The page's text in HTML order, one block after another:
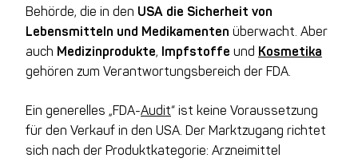
Behörde, die in den USA die Sicherheit von
Lebensmitteln und Medikamenten überwacht. Aber
auch Medizinprodukte, Impfstoffe und Kosmetika
gehören zum Verantwortungsbereich der FDA.
Ein generelles „FDA-Audit“ ist keine Voraussetzung
für den Verkauf in den USA. Der Marktzugang richtet
sich nach der Produktkategorie: Arzneimittel